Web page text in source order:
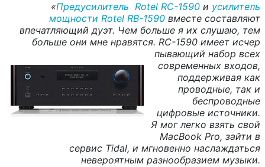
«Предусилитель Rotel RC-1590 и усилитель
мощности Rotel RB-1590 вместе составляют
впечатляющий дуэт. Чем больше я их слушаю, тем
больше они мне нравятся. RC-1590 имеет исчер
пывающий набор всех
современных входов,
поддерживая как
проводные, так и
беспроводные
цифровые источники.
Я мог легко взять свой
MacBook Pro, зайти в
сервис Tidal, и мгновенно наслаждаться
невероятным разнообразием музыки.